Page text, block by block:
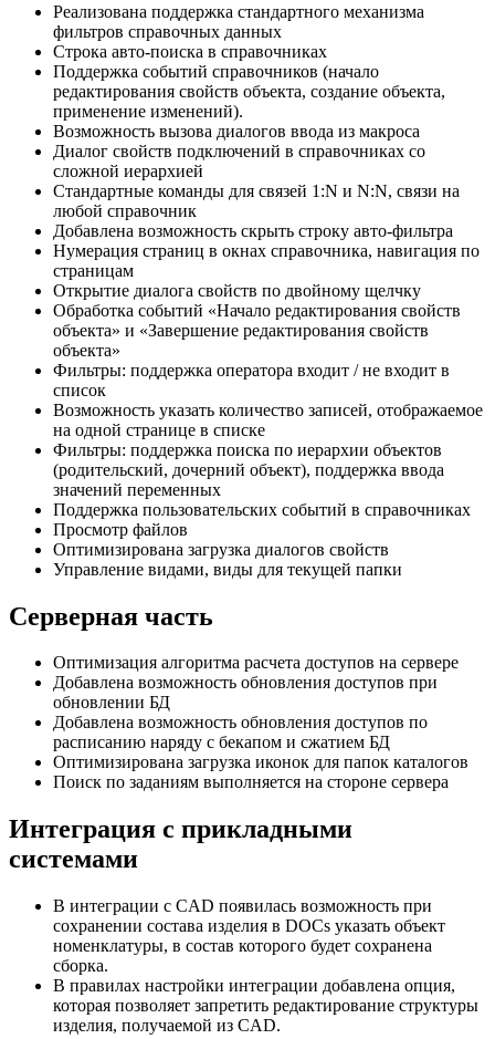
Реализована поддержка стандартного механизма
фильтров справочных данных
Строка авто-поиска в справочниках
Поддержка событий справочников (начало
редактирования свойств объекта, создание объекта,
применение изменений).
Возможность вызова диалогов ввода из макроса
Диалог свойств подключений в справочниках со
сложной иерархией
Стандартные команды для связей 1:N и N:N, связи на
любой справочник
Добавлена возможность скрыть строку авто-фильтра
Нумерация страниц в окнах справочника, навигация по
страницам
Открытие диалога свойств по двойному щелчку
Обработка событий «Начало редактирования свойств
объекта» и «Завершение редактирования свойств
объекта»
Фильтры: поддержка оператора входит / не входит в
список
Возможность указать количество записей, отображаемое
на одной странице в списке
Фильтры: поддержка поиска по иерархии объектов
(родительский, дочерний объект), поддержка ввода
значений переменных
Поддержка пользовательских событий в справочниках
Просмотр файлов
Оптимизирована загрузка диалогов свойств
Управление видами, виды для текущей папки
Серверная часть
Оптимизация алгоритма расчета доступов на сервере
Добавлена возможность обновления доступов при
обновлении БД
Добавлена возможность обновления доступов по
расписанию наряду с бекапом и сжатием БД
Оптимизирована загрузка иконок для папок каталогов
Поиск по заданиям выполняется на стороне сервера
Интеграция с прикладными
системами
В интеграции с CAD появилась возможность при
сохранении состава изделия в DOCs указать объект
номенклатуры, в состав которого будет сохранена
сборка.
В правилах настройки интеграции добавлена опция,
которая позволяет запретить редактирование структуры
изделия, получаемой из CAD.